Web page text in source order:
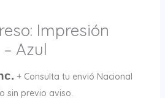
Impresión
Azul
+ Consulta tu envió Nacional
sin previo aviso.